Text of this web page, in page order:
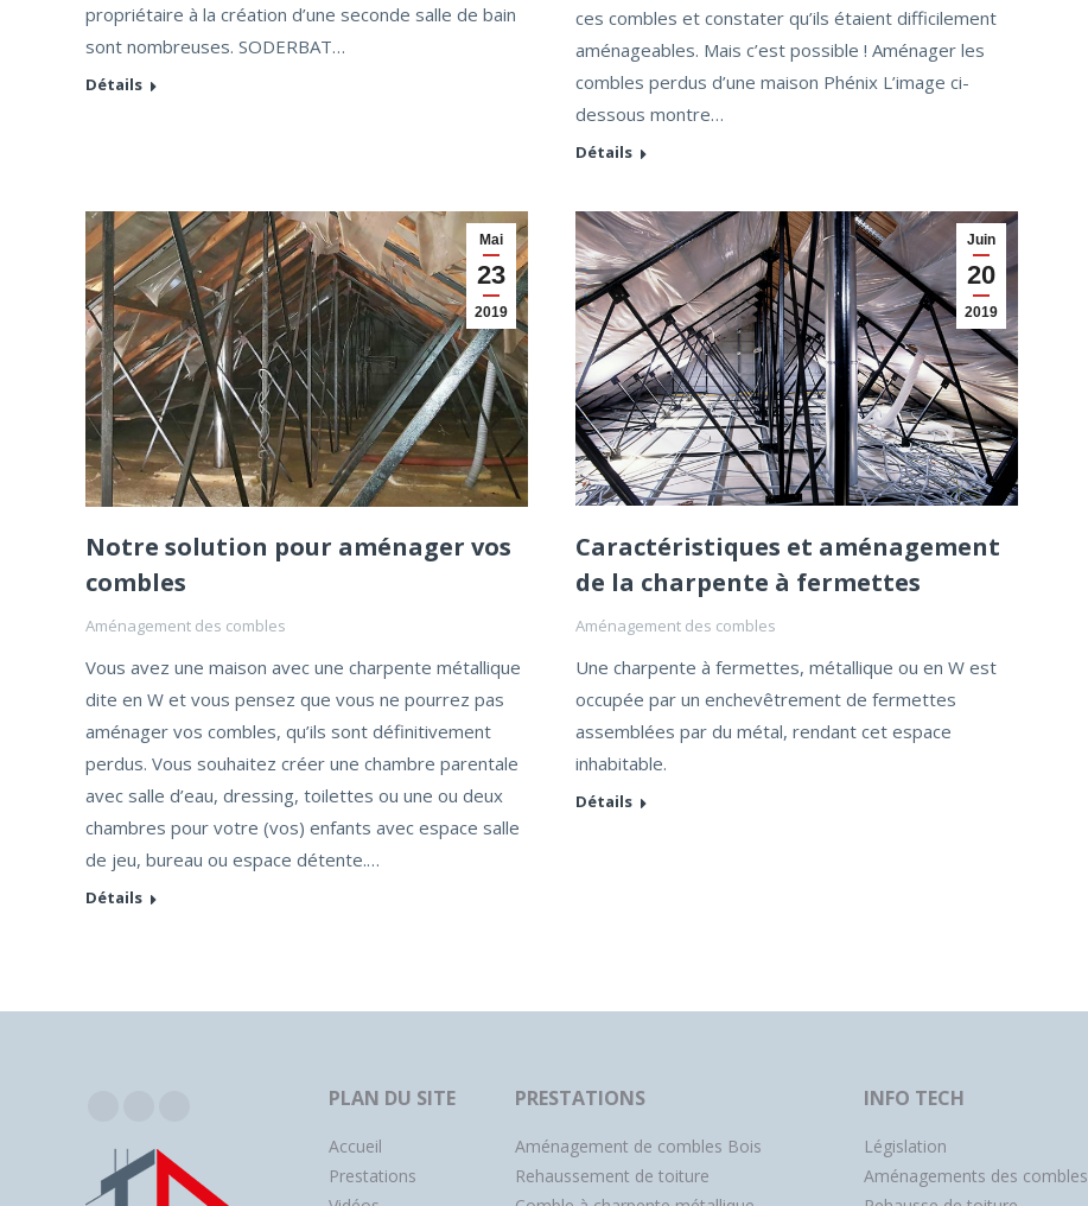
propriétaire à la création d’une seconde salle de bain
sont nombreuses. SODERBAT…
Détails
ces combles et constater qu’ils étaient difficilement
aménageables. Mais c’est possible ! Aménager les
combles perdus d’une maison Phénix L’image ci-
dessous montre…
Détails
Mai
23
2019
Notre solution pour aménager vos
combles
Aménagement des combles
Vous avez une maison avec une charpente métallique
dite en W et vous pensez que vous ne pourrez pas
aménager vos combles, qu’ils sont définitivement
perdus. Vous souhaitez créer une chambre parentale
avec salle d’eau, dressing, toilettes ou une ou deux
chambres pour votre (vos) enfants avec espace salle
de jeu, bureau ou espace détente.…
Détails
Juin
20
2019
Caractéristiques et aménagement
de la charpente à fermettes
Aménagement des combles
Une charpente à fermettes, métallique ou en W est
occupée par un enchevêtrement de fermettes
assemblées par du métal, rendant cet espace
inhabitable.
Détails
PLAN DU SITE
Accueil
Prestations
PRESTATIONS
Aménagement de combles Bois
Rehaussement de toiture
INFO TECH
Législation
Aménagements des combles